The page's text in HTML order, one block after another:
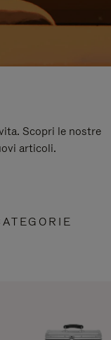
Scopri le nostre
articoli.